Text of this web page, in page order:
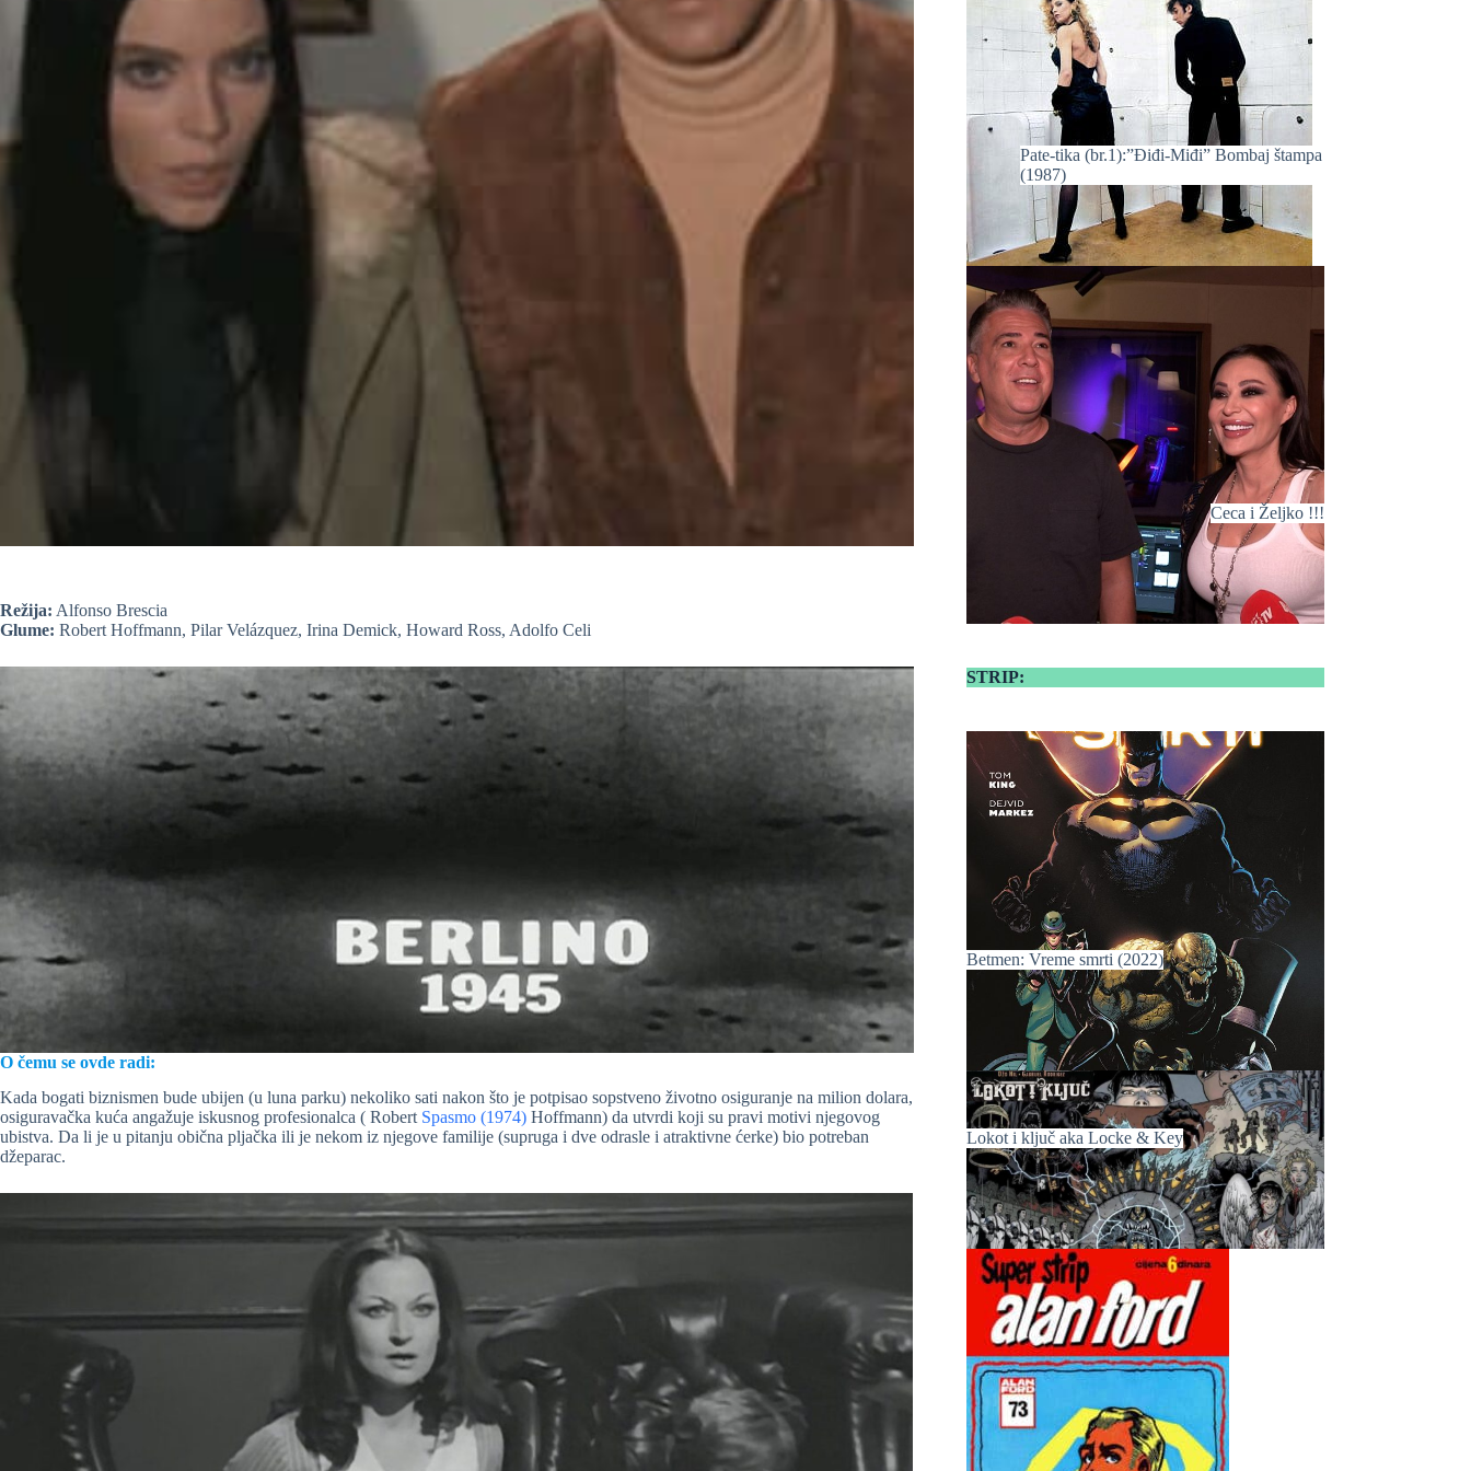
Režija: Alfonso Brescia
Glume: Robert Hoffmann, Pilar Velázquez, Irina Demick, Howard Ross, Adolfo Celi
O čemu se ovde radi:
Kada bogati biznismen bude ubijen (u luna parku) nekoliko sati nakon što je potpisao sopstveno životno osiguranje na milion dolara,
osiguravačka kuća angažuje iskusnog profesionalca ( Robert Spasmo (1974) Hoffmann) da utvrdi koji su pravi motivi njegovog
ubistva. Da li je u pitanju obična pljačka ili je nekom iz njegove familije (supruga i dve odrasle i atraktivne ćerke) bio potreban
džeparac.
Pate-tika (br.1):”Điđi-Miđi” Bombaj štampa
(1987)
Ceca i Željko !!!
STRIP:
Betmen: Vreme smrti (2022)
Lokot i ključ aka Locke & Key